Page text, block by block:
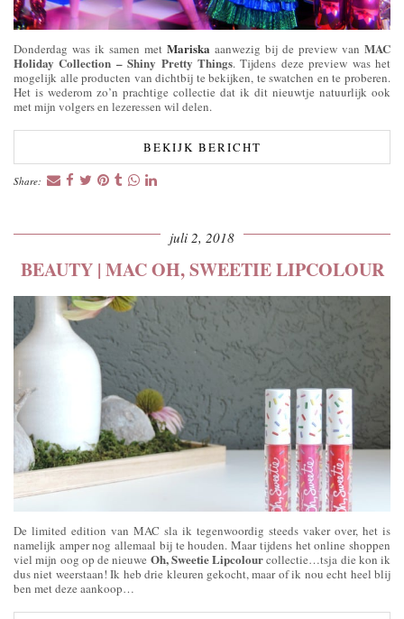
Donderdag was ik samen met Mariska aanwezig bij de preview van MAC
Holiday Collection – Shiny Pretty Things. Tijdens deze preview was het
mogelijk alle producten van dichtbij te bekijken, te swatchen en te proberen.
Het is wederom zo’n prachtige collectie dat ik dit nieuwtje natuurlijk ook
met mijn volgers en lezeressen wil delen.
BEKIJK BERICHT
Share:
juli 2, 2018
BEAUTY | MAC OH, SWEETIE LIPCOLOUR
De limited edition van MAC sla ik tegenwoordig steeds vaker over, het is
namelijk amper nog allemaal bij te houden. Maar tijdens het online shoppen
viel mijn oog op de nieuwe Oh, Sweetie Lipcolourcollectie…tsja die kon ik
dus niet weerstaan! Ik heb drie kleuren gekocht, maar of ik nou echt heel blij
ben met deze aankoop…